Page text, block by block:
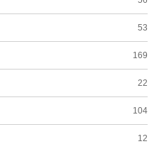
53
169
22
104
12